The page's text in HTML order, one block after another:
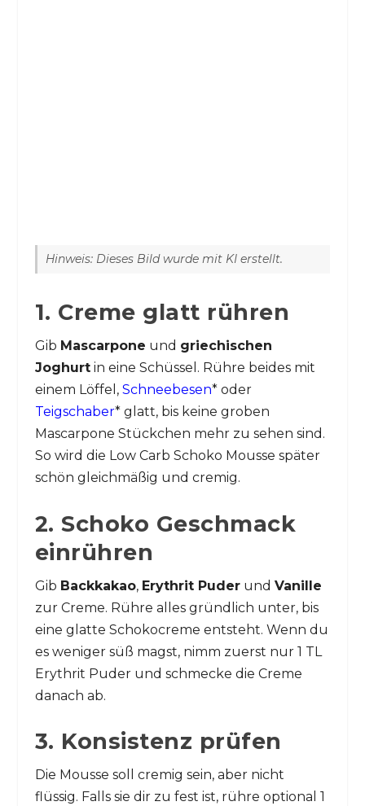
Hinweis: Dieses Bild wurde mit KI erstellt.
1. Creme glatt rühren
Gib Mascarpone und griechischen
Joghurtin eine Schüssel. Rühre beides mit
einem Löffel, Schneebesen* oder
Teigschaber* glatt, bis keine groben
Mascarpone Stückchen mehr zu sehen sind.
So wird die Low Carb Schoko Mousse später
schön gleichmäßig und cremig.
2. Schoko Geschmack
einrühren
Gib Backkakao, Erythrit Puderund Vanille
zur Creme. Rühre alles gründlich unter, bis
eine glatte Schokocreme entsteht. Wenn du
es weniger süß magst, nimm zuerst nur 1 TL
Erythrit Puder und schmecke die Creme
danach ab.
3. Konsistenz prüfen
Die Mousse soll cremig sein, aber nicht
flüssig. Falls sie dir zu fest ist, rühre optional 1